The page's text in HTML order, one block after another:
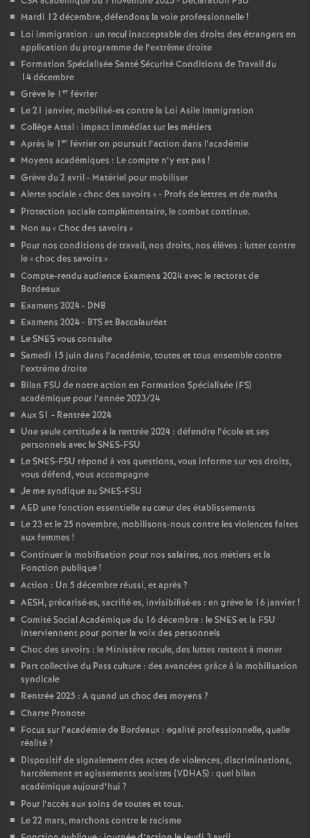
n
d
d
e
r
é
O
l
é
a
n
T
o
u
r
s
Mardi 12 décembre, défendons la voie professionnelle!
Loi immigration : un recul inacceptable des droits des étrangers en
application du programme de l’extrême droite
Formation Spécialisée Santé Sécurité Conditions de Travail du
14 décembre
Grève le 1 er février
Le 21 janvier, mobilisé-es contre la Loi Asile Immigration
Collège Attal : impact immédiat sur les métiers
Après le 1 er février on poursuit l’action dans l’académie
Moyens académiques : Le compte n’y est pas !
Grève du 2 avril - Matériel pour mobiliser
Alerte sociale «choc des savoirs » - Profs de lettres et de maths
Protection sociale complémentaire, le combat continue.
Non au «Choc des savoirs »
Pour nos conditions de travail, nos droits, nos élèves : lutter contre
le «choc des savoirs »
Compte-rendu audience Examens 2024 avec le rectorat de
Bordeaux
Examens 2024 - DNB
Examens 2024 - BTS et Baccalauréat
Le SNES vous consulte
Samedi 15 juin dans l’académie, toutes et tous ensemble contre
l’extrême droite
Bilan FSU de notre action en Formation Spécialisée (FS)
académique pour l’année 2023/24
Aux S1 - Rentrée 2024
Une seule certitude à la rentrée 2024 : défendre l’école et ses
personnels avec le SNES-FSU
Le SNES-FSU répond à vos questions, vous informe sur vos droits,
vous défend, vous accompagne
Je me syndique au SNES-FSU
AED une fonction essentielle au cœur des établissements
Le 23 et le 25 novembre, mobilisons-nous contre les violences faites
aux femmes !
Continuer la mobilisation pour nos salaires, nos métiers et la
Fonction publique!
Action : Un 5 décembre réussi, et après ?
AESH, précarisé·es, sacrifié·es, invisibilisé·es : en grève le 16 janvier!
Comité Social Académique du 16 décembre : le SNES et la FSU
interviennent pour porter la voix des personnels
Choc des savoirs : le Ministère recule, des luttes restent à mener
Part collective du Pass culture : des avancées grâce à la mobilisation
syndicale
Rentrée 2025 : A quand un choc des moyens ?
Charte Pronote
Focus sur l’académie de Bordeaux : égalité professionnelle, quelle
réalité?
Dispositif de signalement des actes de violences, discriminations,
harcèlement et agissements sexistes (VDHAS) : quel bilan
académique aujourd’hui ?
Pour l’accès aux soins de toutes et tous.
Le 22 mars, marchons contre le racisme